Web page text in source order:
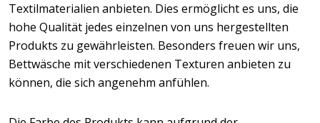
Textilmaterialien anbieten. Dies ermöglicht es uns, die
hohe Qualität jedes einzelnen von uns hergestellten
Produkts zu gewährleisten. Besonders freuen wir uns,
Bettwäsche mit verschiedenen Texturen anbieten zu
können, die sich angenehm anfühlen.